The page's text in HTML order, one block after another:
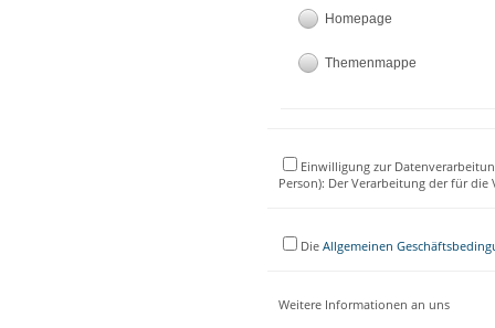
Homepage
Themenmappe
Einwilligung zur
Person): Der Verarbeitung der für
Die Allgemeinen
Weitere Informationen an uns